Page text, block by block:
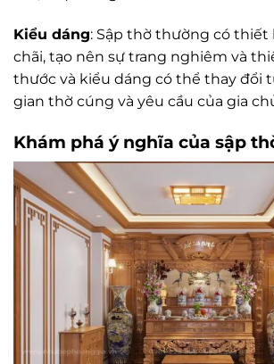
Kiểu dáng: Sập thờ thường có thiết
chãi, tạo nên sự trang nghiêm và
thước và kiểu dáng có thể thay đổi
gian thờ cúng và yêu cầu của gia
Khám phá ý nghĩa của sập